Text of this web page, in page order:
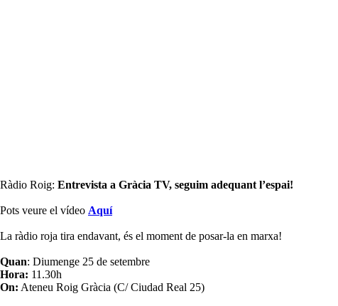
Ràdio Roig: Entrevista a Gràcia TV, seguim adequant l’espai!
Pots veure el vídeo Aquí
La ràdio roja tira endavant, és el moment de posar-la en marxa!
Quan: Diumenge 25 de setembre
Hora: 11.30h
On: Ateneu Roig Gràcia (C/ Ciudad Real 25)